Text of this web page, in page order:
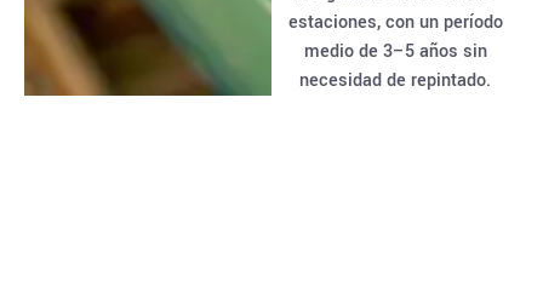
estaciones, con un período
medio de 3–5 años sin
necesidad de repintado.